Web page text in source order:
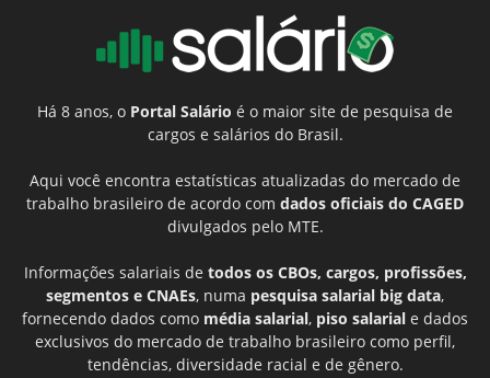
Há 8 anos, o Portal Salário é o maior site de pesquisa de
cargos e salários do Brasil.
Aqui você encontra estatísticas atualizadas do mercado de
trabalho brasileiro de acordo com dados oficiais do CAGED
divulgados pelo MTE.
Informações salariais de todos os CBOs, cargos, profissões,
segmentos e CNAEs, numa pesquisa salarial big data,
fornecendo dados como média salarial, piso salarial e dados
exclusivos do mercado de trabalho brasileiro como perfil,
tendências, diversidade racial e de gênero.